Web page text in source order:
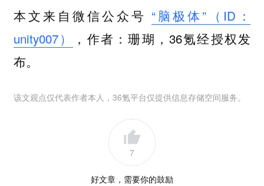
本文来自微信公众号 “脑极体”（ID：
unity007）
，作者：珊瑚，36氪经授权发
布。
该文观点仅代表作者本人，36氪平台仅提供信息存储空间服务。
7
好文章，需要你的鼓励